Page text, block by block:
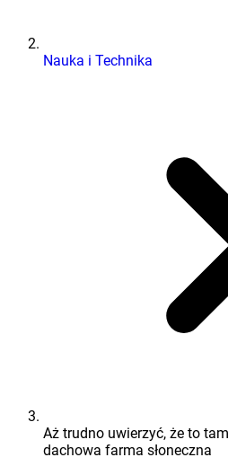
Nauka i Technika
Aż trudno uwierzyć, że to
dachowa farma słoneczna